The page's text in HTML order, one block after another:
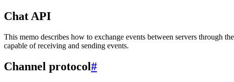
Chat API
This memo describes how to exchange events between servers through
capable of receiving and sending events.
Channel protocol#